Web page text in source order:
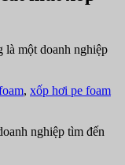
một doanh nghiệp
, xốp hơi pe foam
nghiệp tìm đến